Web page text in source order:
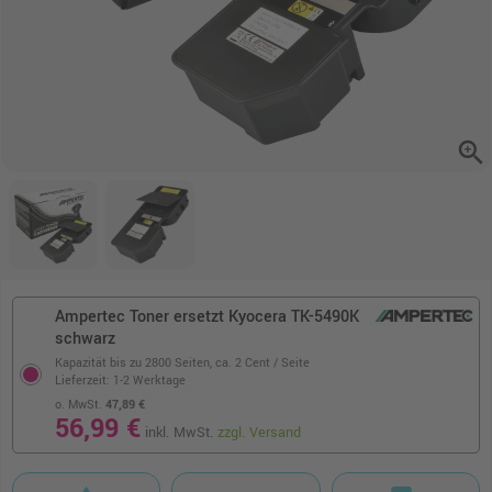
zoom_in
Ampertec Toner ersetzt Kyocera TK-5490K
schwarz
Kapazität bis zu 2800 Seiten, ca. 2 Cent / Seite
o. MwSt.47,89 €
56,99 € inkl. MwSt.zzgl. Versand
Lieferzeit: 1-2 Werktage